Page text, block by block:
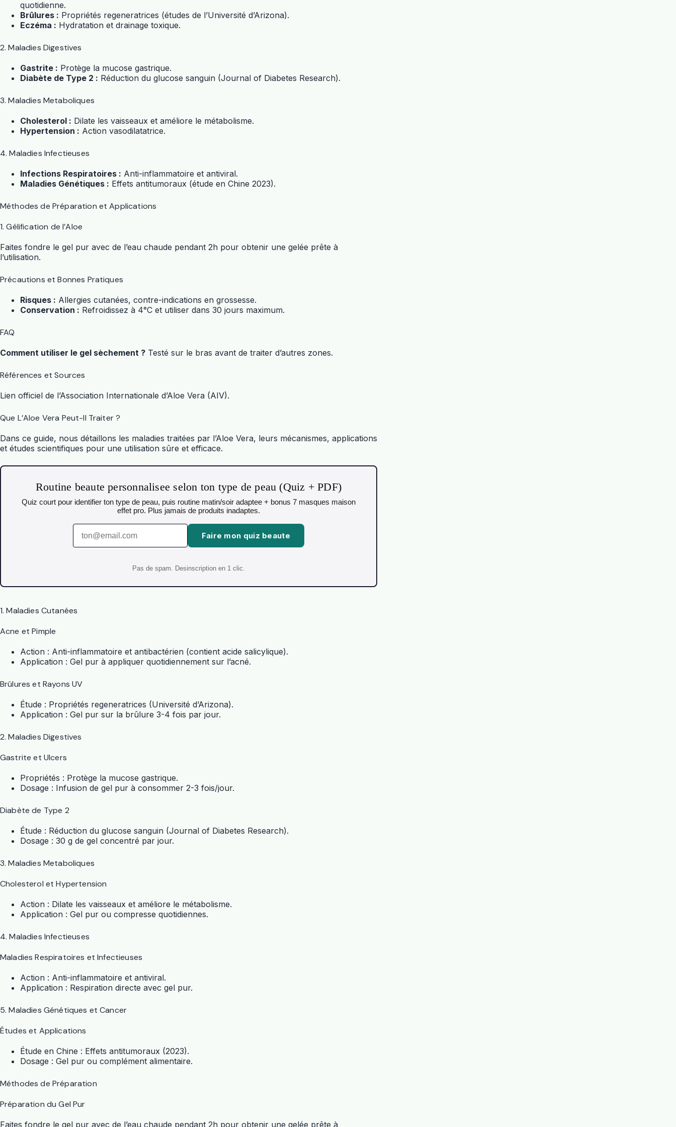
quotidienne.
Brûlures : Propriétés regeneratrices (études de l’Université d’Arizona).
Eczéma : Hydratation et drainage toxique.
2. Maladies Digestives
Gastrite : Protège la mucose gastrique.
Diabète de Type 2 : Réduction du glucose sanguin (Journal of Diabetes Research).
3. Maladies Metaboliques
Cholesterol : Dilate les vaisseaux et améliore le métabolisme.
Hypertension : Action vasodilatatrice.
4. Maladies Infectieuses
Infections Respiratoires : Anti-inflammatoire et antiviral.
Maladies Génétiques : Effets antitumoraux (étude en Chine 2023).
Méthodes de Préparation et Applications
1. Gélification de l’Aloe
Faites fondre le gel pur avec de l’eau chaude pendant 2h pour obtenir une gelée prête à
l’utilisation.
Précautions et Bonnes Pratiques
Risques : Allergies cutanées, contre-indications en grossesse.
Conservation : Refroidissez à 4°C et utiliser dans 30 jours maximum.
FAQ
Comment utiliser le gel sèchement ? Testé sur le bras avant de traiter d’autres zones.
Références et Sources
Lien officiel de l’Association Internationale d’Aloe Vera (AIV).
Que L’Aloe Vera Peut-Il Traiter ?
Dans ce guide, nous détaillons les maladies traitées par l’Aloe Vera, leurs mécanismes, applications
et études scientifiques pour une utilisation sûre et efficace.
Routine beaute personnalisee selon ton type de peau (Quiz + PDF)
Quiz court pour identifier ton type de peau, puis routine matin/soir adaptee + bonus 7 masques maison
effet pro. Plus jamais de produits inadaptes.
Faire mon quiz beaute
Pas de spam. Desinscription en 1 clic.
1. Maladies Cutanées
Acne et Pimple
Action : Anti-inflammatoire et antibactérien (contient acide salicylique).
Application : Gel pur à appliquer quotidiennement sur l’acné.
Brûlures et Rayons UV
Étude : Propriétés regeneratrices (Université d’Arizona).
Application : Gel pur sur la brûlure 3-4 fois par jour.
2. Maladies Digestives
Gastrite et Ulcers
Propriétés : Protège la mucose gastrique.
Dosage : Infusion de gel pur à consommer 2-3 fois/jour.
Diabète de Type 2
Étude : Réduction du glucose sanguin (Journal of Diabetes Research).
Dosage : 30 g de gel concentré par jour.
3. Maladies Metaboliques
Cholesterol et Hypertension
Action : Dilate les vaisseaux et améliore le métabolisme.
Application : Gel pur ou compresse quotidiennes.
4. Maladies Infectieuses
Maladies Respiratoires et Infectieuses
Action : Anti-inflammatoire et antiviral.
Application : Respiration directe avec gel pur.
5. Maladies Génétiques et Cancer
Études et Applications
Étude en Chine : Effets antitumoraux (2023).
Dosage : Gel pur ou complément alimentaire.
Méthodes de Préparation
Préparation du Gel Pur
Faites fondre le gel pur avec de l’eau chaude pendant 2h pour obtenir une gelée prête à